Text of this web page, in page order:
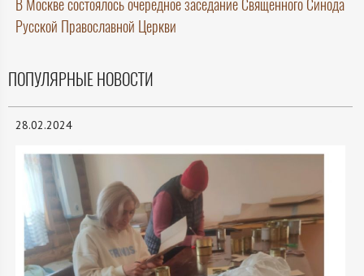
В Москве состоялось очередное заседание Священного Синода
Русской Православной Церкви
ПОПУЛЯРНЫЕ НОВОСТИ
28.02.2024